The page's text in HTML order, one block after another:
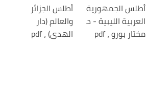
أطلس الجمهورية
العربية الليبية - د.
مختار بورو ، pdf
أطلس الجزائر
والعالم (دار
الهدى) ، pdf